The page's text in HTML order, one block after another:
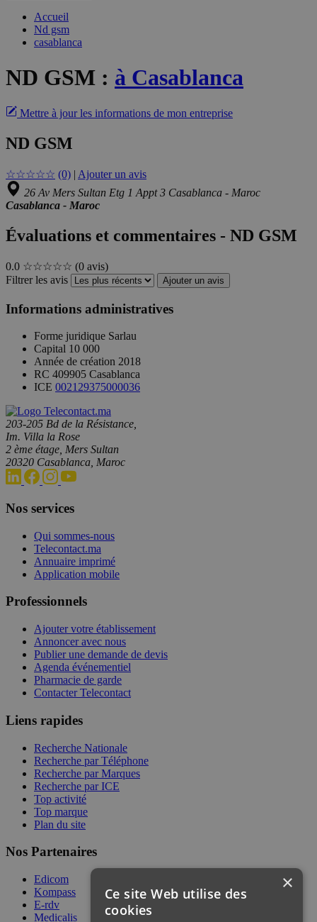
Accueil
Nd gsm
casablanca
ND GSM : à Casablanca
Mettre à jour les informations de mon entreprise
ND GSM
☆☆☆☆☆ (0) | Ajouter un avis
26 Av Mers Sultan Etg 1 Appt 3 Casablanca - Maroc
Casablanca - Maroc
Évaluations et commentaires - ND GSM
0.0 ☆☆☆☆☆ (0 avis)
Filtrer les avis
Ajouter un avis
Informations administratives
Forme juridique Sarlau
Capital 10 000
Année de création 2018
RC 409905 Casablanca
ICE 002129375000036
203-205 Bd de la Résistance,
Im. Villa la Rose
2 ème étage, Mers Sultan
20320 Casablanca, Maroc
Nos services
Qui sommes-nous
Telecontact.ma
Annuaire imprimé
Application mobile
Professionnels
Ajouter votre établissement
Annoncer avec nous
Publier une demande de devis
Agenda événementiel
Pharmacie de garde
Contacter Telecontact
Liens rapides
Recherche Nationale
Recherche par Téléphone
Recherche par Marques
Recherche par ICE
Top activité
Top marque
Plan du site
Nos Partenaires
Edicom
Kompass
E-rdv
Medicalis
×
Ce site Web utilise des
cookies